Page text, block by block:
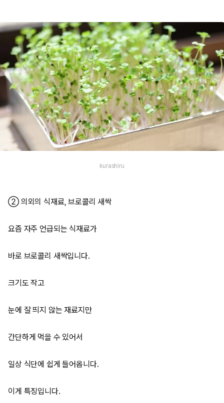
kurashiru
② 의외의 식재료, 브로콜리 새싹
요즘 자주 언급되는 식재료가
바로 브로콜리 새싹입니다.
크기도 작고
눈에 잘 띄지 않는 재료지만
간단하게 먹을 수 있어서
일상 식단에 쉽게 들어옵니다.
이게 특징입니다.